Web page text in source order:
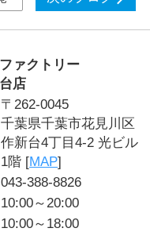
ァクトリー
店
〒262-0045
千葉県千葉市花見川区
作新台4丁目4-2 光ビル
1階 [MAP]
043-388-8826
10:00～20:00
10:00～18:00